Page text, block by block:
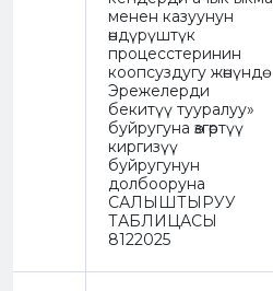
менен казуунун
өндүрүштүк
процесстеринин
коопсуздугу жөнүндө
Эрежелерди
бекитүү тууралуу»
буйругуна өзгөртүү
киргизүү
буйругунун
долбооруна
САЛЫШТЫРУУ
ТАБЛИЦАСЫ
8122025